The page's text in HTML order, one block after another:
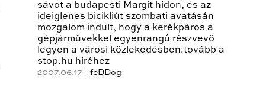
sávot a budapesti Margit hídon, és az
ideiglenes bicikliút szombati avatásán
mozgalom indult, hogy a kerékpáros a
gépjárművekkel egyenrangú részvevő
legyen a városi közlekedésben.tovább a
stop.hu híréhez
2007.06.17 | feDDog